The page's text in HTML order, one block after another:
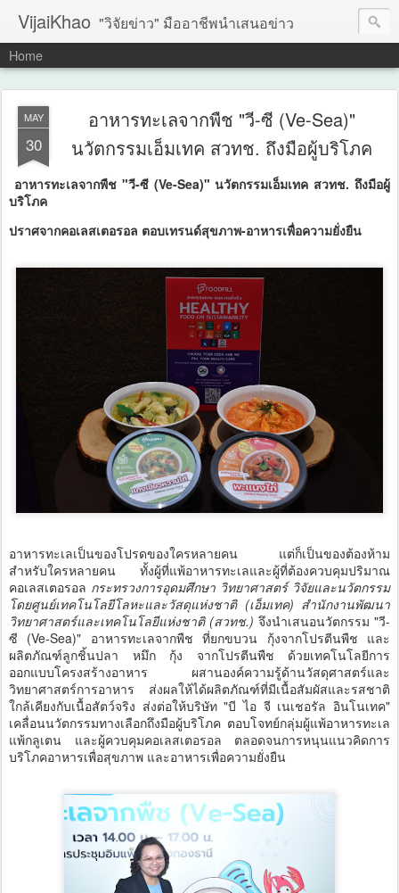
VijaiKhao "วิจัยข่าว" มืออาชีพนำเสนอข่าว
Home
MAY
30
อาหารทะเลจากพืช "วี-ซี (Ve-Sea)"
นวัตกรรมเอ็มเทค สวทช. ถึงมือผู้บริโภค
อาหารทะเลจากพืช "วี-ซี (Ve-Sea)" นวัตกรรมเอ็มเทค สวทช. ถึงมือผู้
บริโภค
ปราศจากคอเลสเตอรอล ตอบเทรนด์สุขภาพ-อาหารเพื่อความยั่งยืน
อาหารทะเลเป็นของโปรดของใครหลายคน แต่ก็เป็นของต้องห้าม
สำหรับใครหลายคน ทั้งผู้ที่แพ้อาหารทะเลและผู้ที่ต้องควบคุมปริมาณ
คอเลสเตอรอล กระทรวงการอุดมศึกษา วิทยาศาสตร์ วิจัยและนวัตกรรม
โดยศูนย์เทคโนโลยีโลหะและวัสดุแห่งชาติ (เอ็มเทค) สำนักงานพัฒนา
วิทยาศาสตร์และเทคโนโลยีแห่งชาติ (สวทช.) จึงนำเสนอนวัตกรรม "วี-
ซี (Ve-Sea)" อาหารทะเลจากพืช ที่ยกขบวน กุ้งจากโปรตีนพืช และ
ผลิตภัณฑ์ลูกชิ้นปลา หมึก กุ้ง จากโปรตีนพืช ด้วยเทคโนโลยีการ
ออกแบบโครงสร้างอาหาร ผสานองค์ความรู้ด้านวัสดุศาสตร์และ
วิทยาศาสตร์การอาหาร ส่งผลให้ได้ผลิตภัณฑ์ที่มีเนื้อสัมผัสและรสชาติ
ใกล้เคียงกับเนื้อสัตว์จริง ส่งต่อให้บริษัท "บี ไอ จี เนเชอรัล อินโนเทค"
เคลื่อนนวัตกรรมทางเลือกถึงมือผู้บริโภค ตอบโจทย์กลุ่มผู้แพ้อาหารทะเล
แพ้กลูเตน และผู้ควบคุมคอเลสเตอรอล ตลอดจนการหนุนแนวคิดการ
บริโภคอาหารเพื่อสุขภาพ และอาหารเพื่อความยั่งยืน